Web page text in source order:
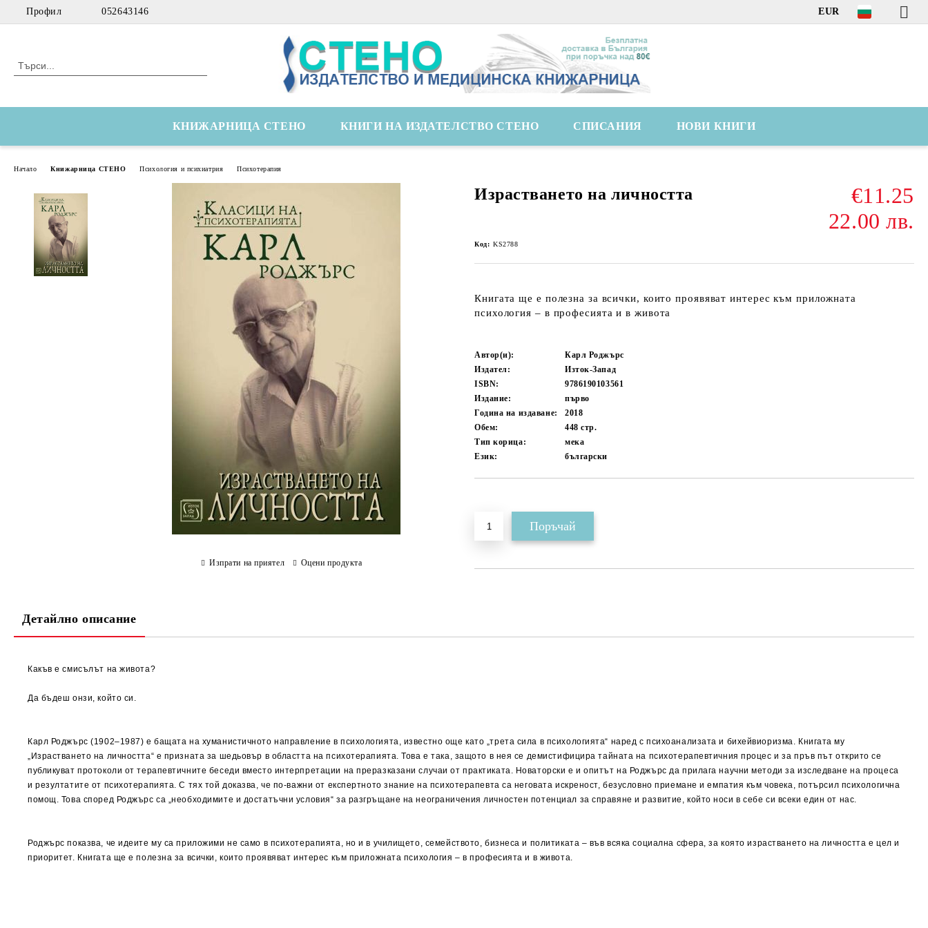
Профил 052643146 EUR
КНИЖАРНИЦА СТЕНО КНИГИ НА ИЗДАТЕЛСТВО СТЕНО СПИСАНИЯ НОВИ КНИГИ
Начало Книжарница СТЕНО Психология и психиатрия Психотерапия
Израстването на личността
€11.25
22.00 лв.
Код: KS2788
Книгата ще е полезна за всички, които проявяват интерес към приложната
психология – в професията и в живота
Автор(и):
Карл Роджърс
Издател:
Изток-Запад
ISBN:
9786190103561
Издание:
първо
Година на издаване:
2018
Обем:
448стр.
Тип корица:
мека
Език:
български
Изпрати на приятел Оцени продукта
Детайлно описание
Какъв е смисълът на живота?
Да бъдеш онзи, който си.
Карл Роджърс (1902–1987) е бащата на хуманистичното направление в психологията, известно още като „трета сила в психологията“ наред с психоанализата и бихейвиоризма. Книгата му
„Израстването на личността“ е призната за шедьовър в областта на психотерапията. Това е така, защото в нея се демистифицира тайната на психотерапевтичния процес и за пръв път открито се
публикуват протоколи от терапевтичните беседи вместо интерпретации на преразказани случаи от практиката. Новаторски е и опитът на Роджърс да прилага научни методи за изследване на процеса
и резултатите от психотерапията. С тях той доказва, че по-важни от експертното знание на психотерапевта са неговата искреност, безусловно приемане и емпатия към човека, потърсил психологична
помощ. Това според Роджърс са „необходимите и достатъчни условия“ за разгръщане на неограничения личностен потенциал за справяне и развитие, който носи в себе си всеки един от нас.
Роджърс показва, че идеите му са приложими не само в психотера­пията, но и в училището, семейството, бизнеса и политиката – във всяка социална сфера, за която израстването на личността е цел и
приоритет. Книгата ще е полезна за всички, които проявяват интерес към приложната психология – в професията и в живота.